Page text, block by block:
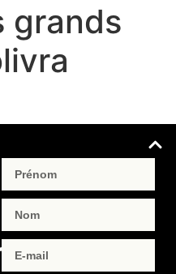
grands